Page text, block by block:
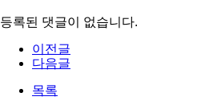
등록된 댓글이 없습니다.
이전글
다음글
목록